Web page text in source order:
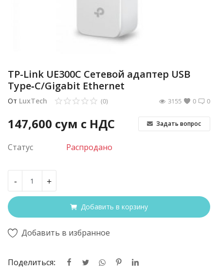
TP-Link UE300C Cетевой адаптер USB
Type‑C/Gigabit Ethernet
От LuxTech 0
(0) 0
3155
147,600 сум с НДС Задать вопрос
Статус Распродано
- +
Добавить в корзину
Добавить в избранное
Поделиться: